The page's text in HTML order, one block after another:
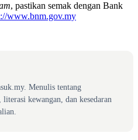
, pastikan semak dengan Bank
www.bnm.gov.my
Menulis tentang
literasi kewangan, dan kesedaran